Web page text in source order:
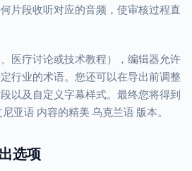
片段收听对应的音频，使审核过程直
医疗讨论或技术教程），编辑器允许
行业的术语。您还可以在导出前调整
以及自定义字幕样式。最终您将得到
亚语 内容的精美 乌克兰语 版本。
选项